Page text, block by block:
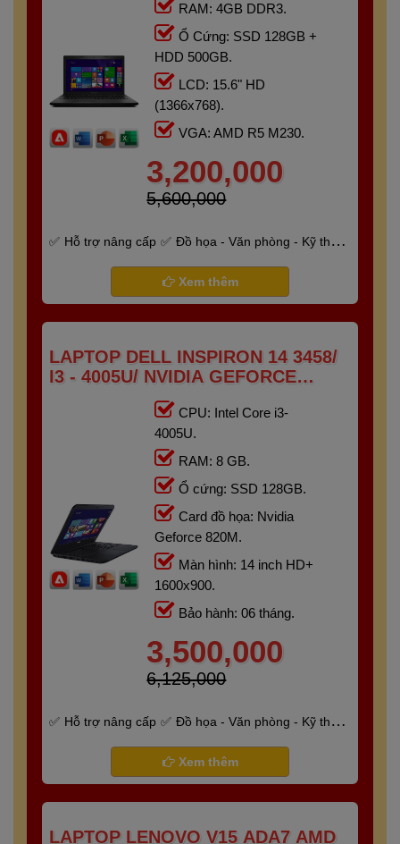
RAM: 4GB DDR3.
Ổ Cứng: SSD 128GB +
HDD 500GB.
LCD: 15.6" HD
(1366x768).
VGA: AMD R5 M230.
3,200,000
5,600,000
Hỗ trợ nâng cấp
Đồ họa - Văn phòng - Kỹ thuật
Bảo hành 6 tháng
Xem thêm
LAPTOP DELL INSPIRON 14 3458/
I3 - 4005U/ NVIDIA GEFORCE
820M/ RAM 8G/ SSD 128GB/
CPU: Intel Core i3-
4005U.
RAM: 8 GB.
Ổ cứng: SSD 128GB.
Card đồ họa: Nvidia
Geforce 820M.
Màn hình: 14 inch HD+
1600x900.
Bảo hành: 06 tháng.
3,500,000
6,125,000
Hỗ trợ nâng cấp
Đồ họa - Văn phòng - Kỹ thuật
Bảo hành 6 tháng
Xem thêm
LAPTOP LENOVO V15 ADA7 AMD